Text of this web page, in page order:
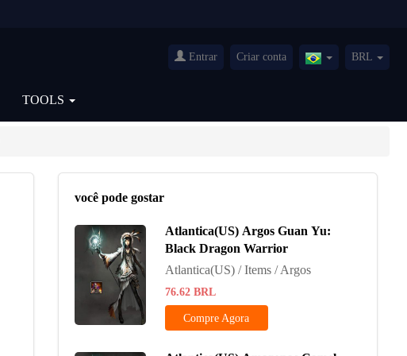
Entrar Criar conta Brazil(Português)
BRL
TOOLS
você pode gostar
Atlantica(US) Argos Guan Yu:
Black Dragon Warrior
Atlantica(US) / Items / Argos
76.62 BRL
Compre Agora